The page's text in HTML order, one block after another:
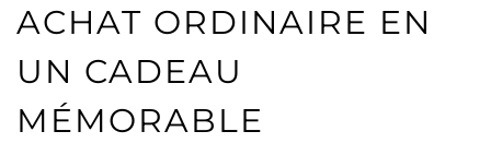
ACHAT ORDINAIRE EN
UN CADEAU
MÉMORABLE